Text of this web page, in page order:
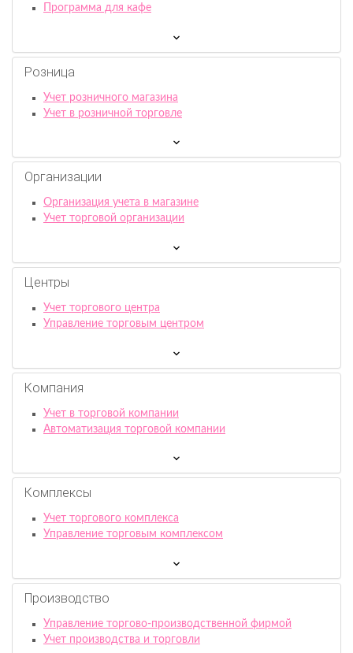
Программа для кафе
Розница
Учет розничного магазина
Учет в розничной торговле
Организации
Организация учета в магазине
Учет торговой организации
Центры
Учет торгового центра
Управление торговым центром
Компания
Учет в торговой компании
Автоматизация торговой компании
Комплексы
Учет торгового комплекса
Управление торговым комплексом
Производство
Управление торгово-производственной фирмой
Учет производства и торговли